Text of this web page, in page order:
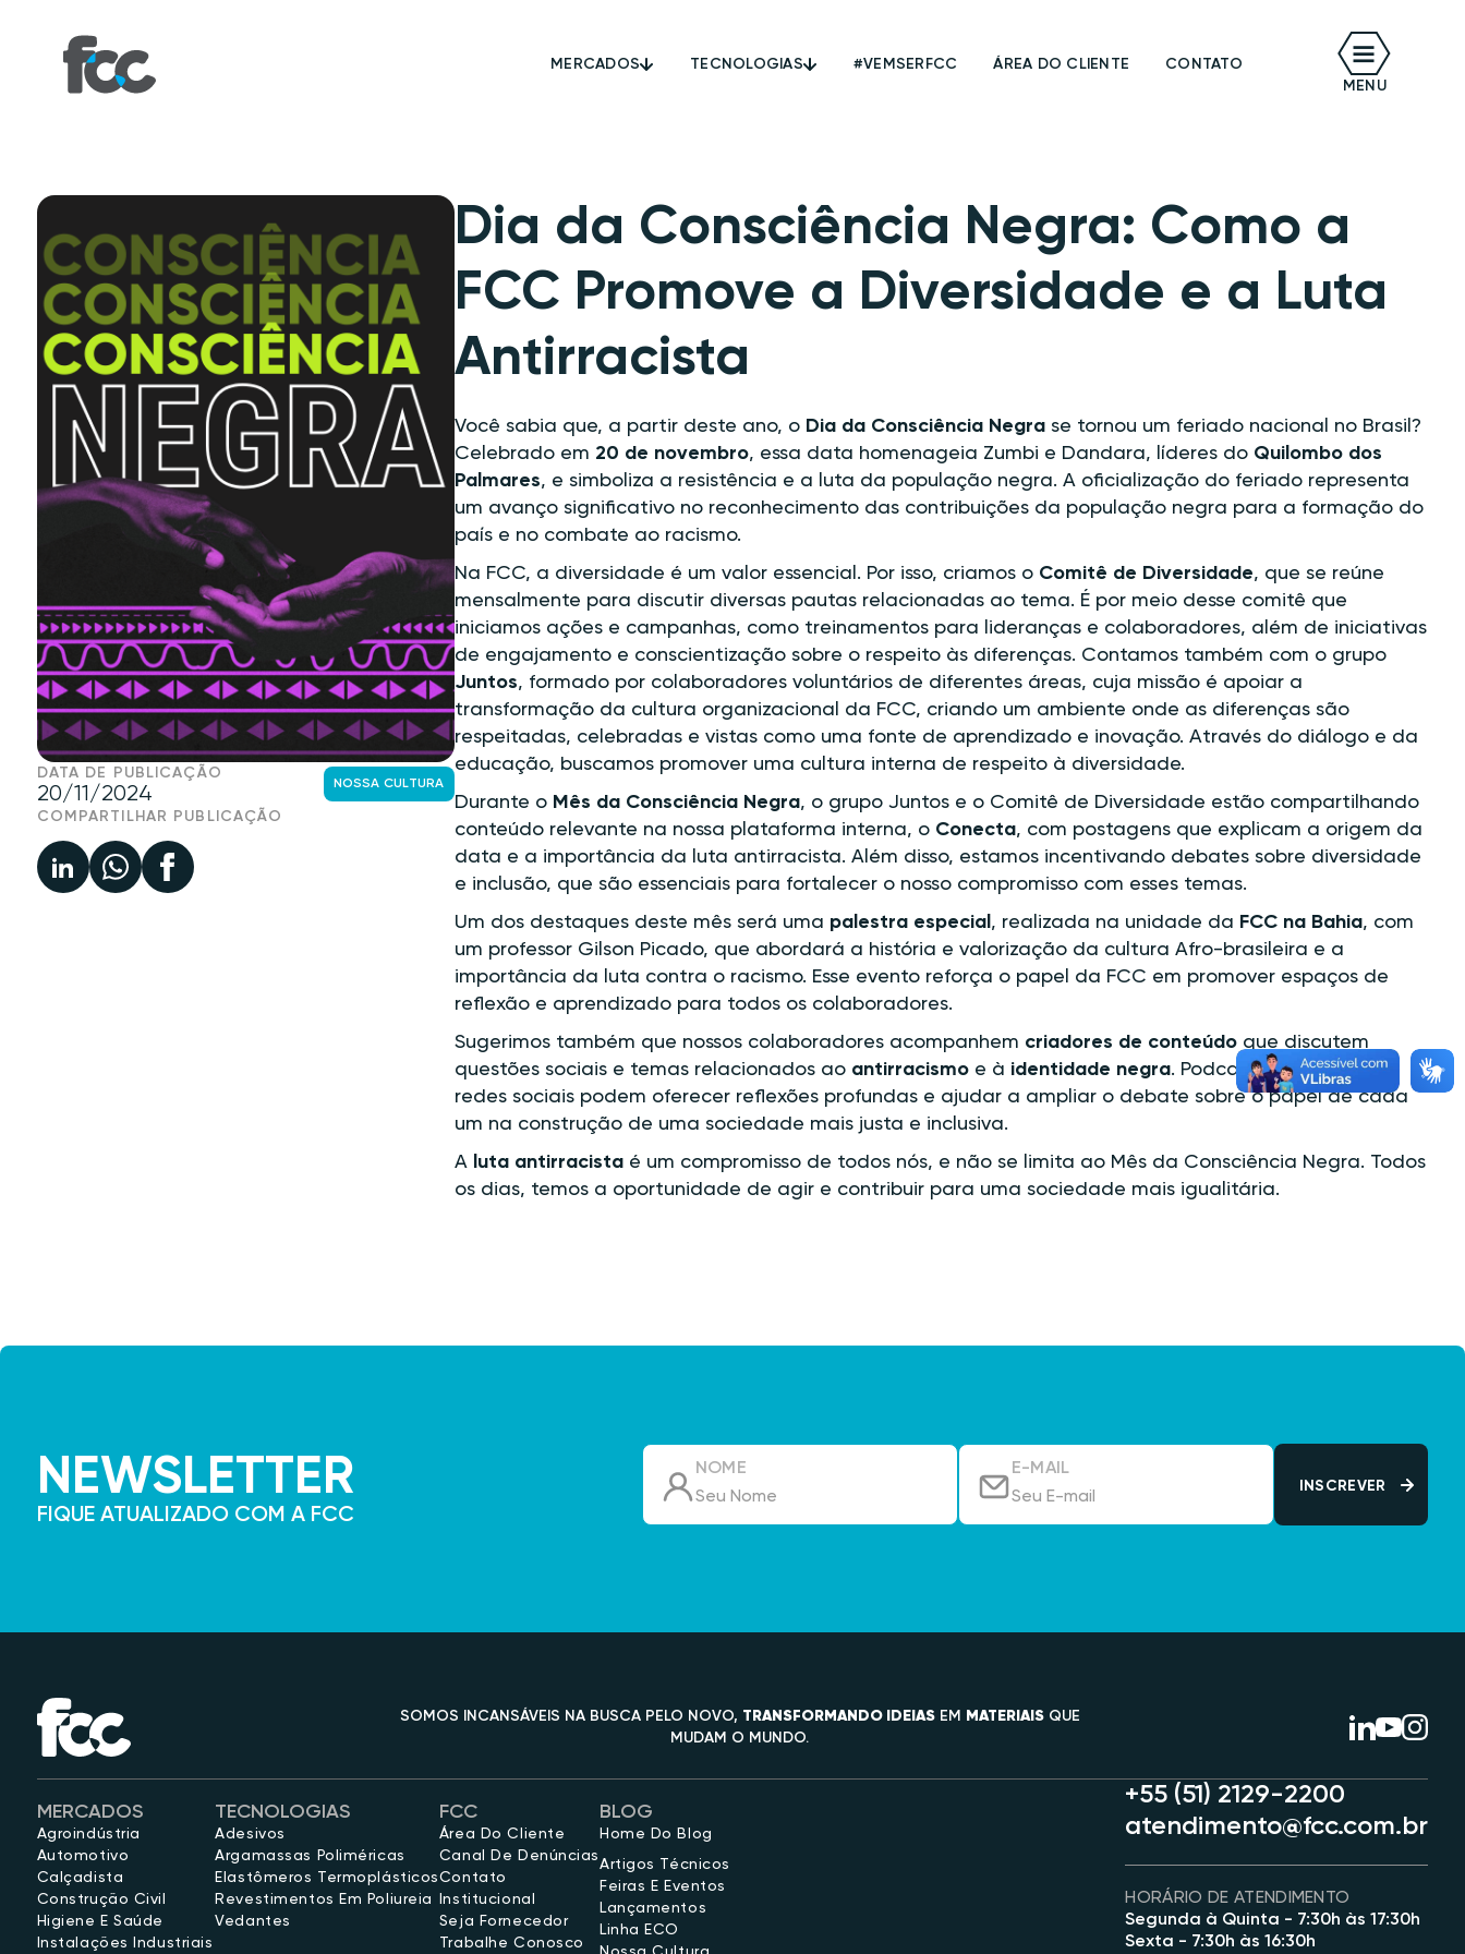
MERCADOS TECNOLOGIAS #VEMSERFCC ÁREA DO CLIENTE CONTATO
MENU
DATA DE PUBLICAÇÃO
20/11/2024 NOSSA CULTURA
COMPARTILHAR PUBLICAÇÃO
Dia da Consciência Negra: Como a
FCC Promove a Diversidade e a Luta
Antirracista
Você sabia que, a partir deste ano, o Dia da Consciência Negrase tornou um feriado nacional no Brasil?
Celebrado em 20 de novembro, essa data homenageia Zumbi e Dandara, líderes do Quilombo dos
Palmares, e simboliza a resistência e a luta da população negra. A oficialização do feriado representa
um avanço significativo no reconhecimento das contribuições da população negra para a formação do
país e no combate ao racismo.
Na FCC, a diversidade é um valor essencial. Por isso, criamos o Comitê de Diversidade, que se reúne
mensalmente para discutir diversas pautas relacionadas ao tema. É por meio desse comitê que
iniciamos ações e campanhas, como treinamentos para lideranças e colaboradores, além de iniciativas
de engajamento e conscientização sobre o respeito às diferenças. Contamos também com o grupo
Juntos, formado por colaboradores voluntários de diferentes áreas, cuja missão é apoiar a
transformação da cultura organizacional da FCC, criando um ambiente onde as diferenças são
respeitadas, celebradas e vistas como uma fonte de aprendizado e inovação. Através do diálogo e da
educação, buscamos promover uma cultura interna de respeito à diversidade.
Durante o Mês da Consciência Negra, o grupo Juntos e o Comitê de Diversidade estão compartilhando
conteúdo relevante na nossa plataforma interna, o Conecta, com postagens que explicam a origem da
data e a importância da luta antirracista. Além disso, estamos incentivando debates sobre diversidade
e inclusão, que são essenciais para fortalecer o nosso compromisso com esses temas.
Um dos destaques deste mês será uma palestra especial , realizada na unidade da FCC na Bahia, com
um professor Gilson Picado, que abordará a história e valorização da cultura Afro-brasileira e a
importância da luta contra o racismo. Esse evento reforça o papel da FCC em promover espaços de
reflexão e aprendizado para todos os colaboradores.
Sugerimos também que nossos colaboradores acompanhem criadores de conteúdoque discutem
questões sociais e temas relacionados ao antirracismo e à identidade negra. Podcasts e perfis em
redes sociais podem oferecer reflexões profundas e ajudar a ampliar o debate sobre o papel de cada
um na construção de uma sociedade mais justa e inclusiva.
A luta antirracistaé um compromisso de todos nós, e não se limita ao Mês da Consciência Negra. Todos
os dias, temos a oportunidade de agir e contribuir para uma sociedade mais igualitária.
NEWSLETTER
FIQUE ATUALIZADO COM A FCC
NOME E-MAIL
SOMOS INCANSÁVEIS NA BUSCA PELO NOVO, TRANSFORMANDO IDEIASEM MATERIAISQUE
MUDAM O MUNDO.
MERCADOS
Agroindústria
Automotivo
Calçadista
Construção Civil
Higiene E Saúde
Instalações Industriais
TECNOLOGIAS
Adesivos
Argamassas Poliméricas
Elastômeros Termoplásticos
Revestimentos Em Poliureia
Vedantes
FCC
Área Do Cliente
Canal De Denúncias
Contato
Institucional
Seja Fornecedor
Trabalhe Conosco
BLOG
Home Do Blog
Artigos Técnicos
Feiras E Eventos
Lançamentos
Linha ECO
+55 (51) 2129-2200
atendimento@fcc.com.br
HORÁRIO DE ATENDIMENTO
Segunda à Quinta - 7:30h às 17:30h
Sexta - 7:30h às 16:30h